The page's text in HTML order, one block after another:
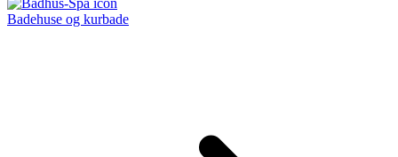
Badehuse og kurbade